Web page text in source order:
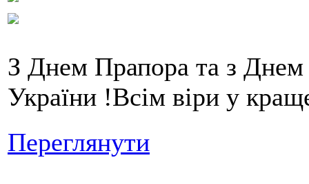
З Днем Прапора та з Днем
України !Всім віри у
Переглянути